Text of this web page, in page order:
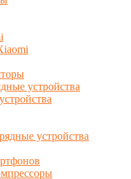
устройства
устройства